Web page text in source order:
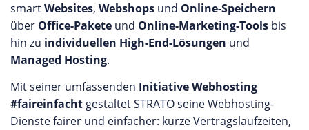
smartWebsites, Webshops und Online-Speichern
über Office-Pakete und Online-Marketing-Tools bis
hin zu individuellen High-End-Lösungen und
Managed Hosting.
Mit seiner umfassenden Initiative Webhosting
#faireinfacht gestaltet STRATO seine Webhosting-
Dienste fairer und einfacher: kurze Vertragslaufzeiten,